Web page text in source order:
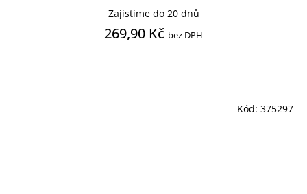
Zajistíme do 20 dnů
269,90 Kč bez DPH
Kód: 375297